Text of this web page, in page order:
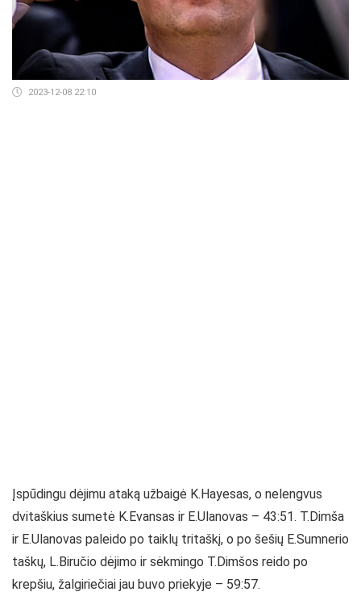
2023-12-08 22:10
Įspūdingu dėjimu ataką užbaigė K.Hayesas, o nelengvus
dvitaškius sumetė K.Evansas ir E.Ulanovas – 43:51. T.Dimša
ir E.Ulanovas paleido po taiklų tritaškį, o po šešių E.Sumnerio
taškų, L.Biručio dėjimo ir sėkmingo T.Dimšos reido po
krepšiu, žalgiriečiai jau buvo priekyje – 59:57.